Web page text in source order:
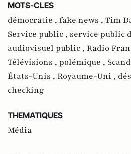
MOTS-CLES
démocratie , fake news , Tim
Service public , service public
audiovisuel public , Radio
Télévisions , polémique ,
États-Unis , Royaume-Uni ,
checking
THEMATIQUES
Média